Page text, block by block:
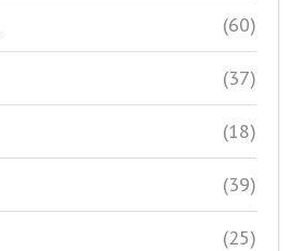
(60)
(37)
(18)
(39)
(25)